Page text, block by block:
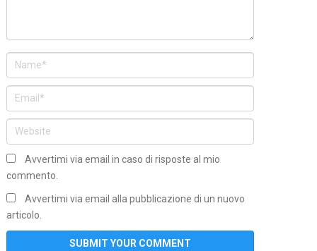
Avvertimi via email in caso di risposte al mio
commento.
Avvertimi via email alla pubblicazione di un nuovo
articolo.